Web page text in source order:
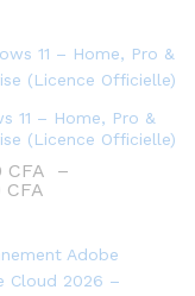
11 – Home, Pro &
(Licence Officielle)
CFA
–
CFA
48.900 CFA
à
72.690 CFA